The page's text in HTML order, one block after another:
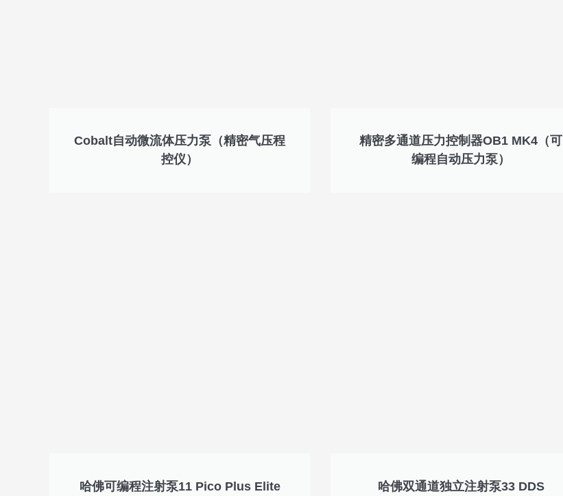
Cobalt自动微流体压力泵（精密气压程
控仪）
精密多通道压力控制器OB1 MK4（可
编程自动压力泵）
哈佛可编程注射泵11 Pico Plus Elite 哈佛双通道独立注射泵33 DDS